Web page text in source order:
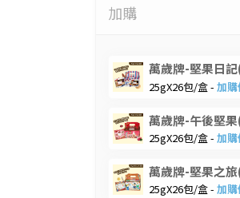
加購
萬歲牌-堅果日
25gX26包/盒 -加
萬歲牌-午後堅
25gX26包/盒 -加
萬歲牌-堅果之
25gX26包/盒 -加